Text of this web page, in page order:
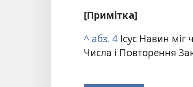
[Примітка]
^ абз. 4 Ісус Навин міг
Числа і Повторення